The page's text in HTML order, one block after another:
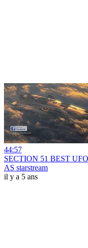
44:57
SECTION 51 BEST
AS starstream
il y a 5 ans